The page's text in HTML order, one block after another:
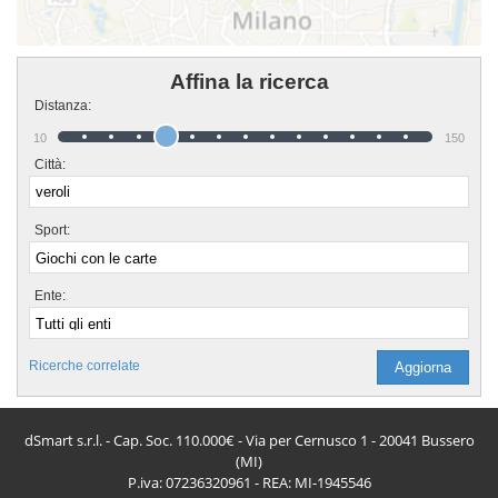
Affina la ricerca
Distanza:
10 150
Città:
Sport:
Ente:
Ricerche correlate
dSmart s.r.l. - Cap. Soc. 110.000€ - Via per Cernusco 1 - 20041 Bussero
(MI)
P.iva: 07236320961 - REA: MI-1945546